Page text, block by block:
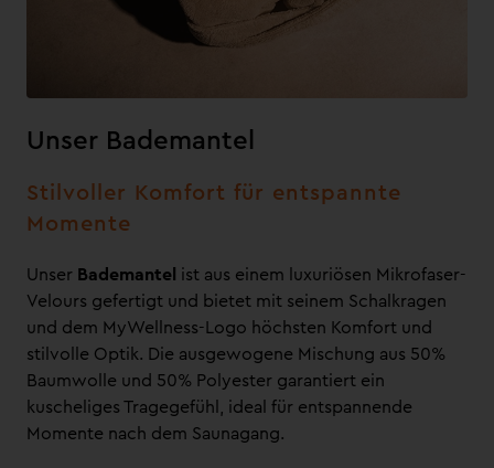
Unser Bademantel
Stilvoller Komfort für entspannte
Momente
Unser Bademantel ist aus einem luxuriösen Mikrofaser-
Velours gefertigt und bietet mit seinem Schalkragen
und dem MyWellness-Logo höchsten Komfort und
stilvolle Optik. Die ausgewogene Mischung aus 50%
Baumwolle und 50% Polyester garantiert ein
kuscheliges Tragegefühl, ideal für entspannende
Momente nach dem Saunagang.